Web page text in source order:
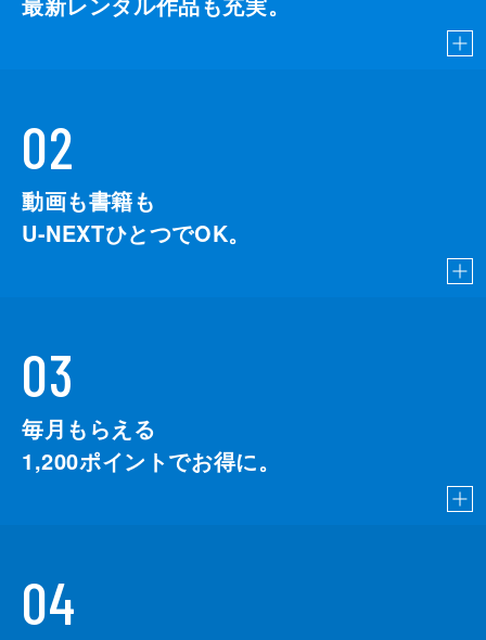
02
動画も書籍も
U-NEXTひとつでOK。
03
毎月もらえる
1,200ポイントでお得に。
04